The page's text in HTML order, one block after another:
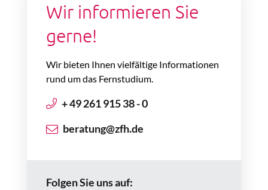
Wir informieren Sie
gerne!
Wir bieten Ihnen vielfältige Informationen
rund um das Fernstudium.
+ 49 261 915 38 - 0
beratung@zfh.de
Folgen Sie uns auf: